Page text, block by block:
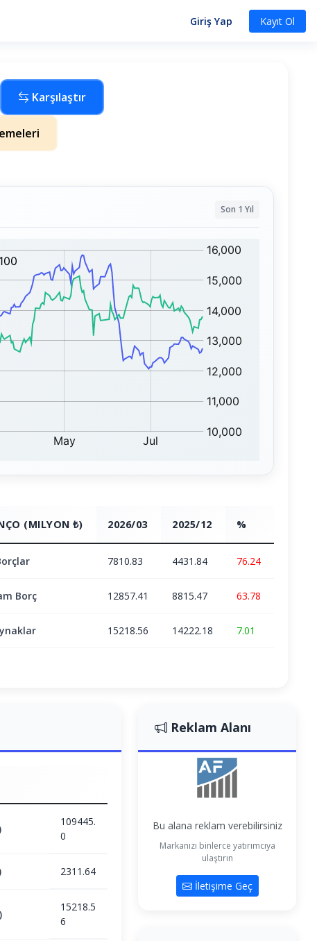
Giriş Yap Kayıt Ol
Karşılaştır
Son 1 Yıl
(MILYON ₺) 2026/03 2025/12 %
7810.83 4431.84 76.24
Borç 12857.41 8815.47 63.78
15218.56 14222.18 7.01
109445.
0
2311.64
15218.5
6
Reklam Alanı
Bu alana reklam verebilirsiniz
Markanızı binlerce yatırımcıya
ulaştırın
İletişime Geç